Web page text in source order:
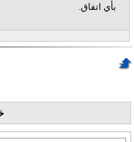
بأي اتفاق.